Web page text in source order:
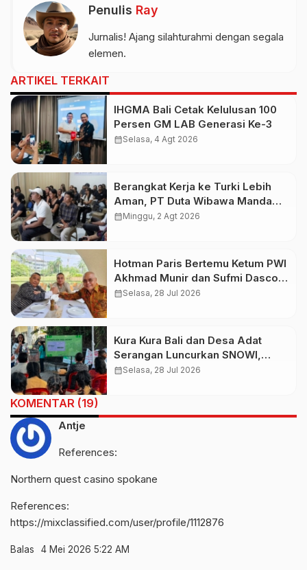
Penulis Ray
Jurnalis! Ajang silahturahmi dengan segala
elemen.
ARTIKEL TERKAIT
IHGMA Bali Cetak Kelulusan 100
Persen GM LAB Generasi Ke-3
calendar_monthSelasa, 4 Agt 2026
Berangkat Kerja ke Turki Lebih
Aman, PT Duta Wibawa Manda
Putra Bali Didukung AYC Turki
calendar_monthMinggu, 2 Agt 2026
Hotman Paris Bertemu Ketum PWI
Akhmad Munir dan Sufmi Dasco,
Serukan Persatuan Indonesia
calendar_monthSelasa, 28 Jul 2026
Kura Kura Bali dan Desa Adat
Serangan Luncurkan SNOWI,
Sampah Non-Organik Kini Bisa
calendar_monthSelasa, 28 Jul 2026
KOMENTAR (19)
Antje
References:
Northern quest casino spokane
References:
https://mixclassified.com/user/profile/1112876
Balas 4 Mei 2026 5:22 AM